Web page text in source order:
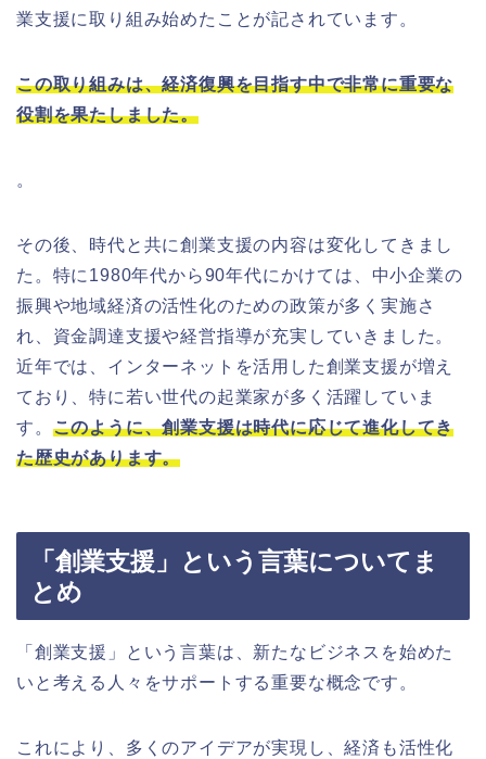
業支援に取り組み始めたことが記されています。
この取り組みは、経済復興を目指す中で非常に重要な
役割を果たしました。
。
その後、時代と共に創業支援の内容は変化してきまし
た。特に1980年代から90年代にかけては、中小企業の
振興や地域経済の活性化のための政策が多く実施さ
れ、資金調達支援や経営指導が充実していきました。
近年では、インターネットを活用した創業支援が増え
ており、特に若い世代の起業家が多く活躍していま
す。 このように、創業支援は時代に応じて進化してき
た歴史があります。
「創業支援」という言葉についてま
とめ
「創業支援」という言葉は、新たなビジネスを始めた
いと考える人々をサポートする重要な概念です。
これにより、多くのアイデアが実現し、経済も活性化